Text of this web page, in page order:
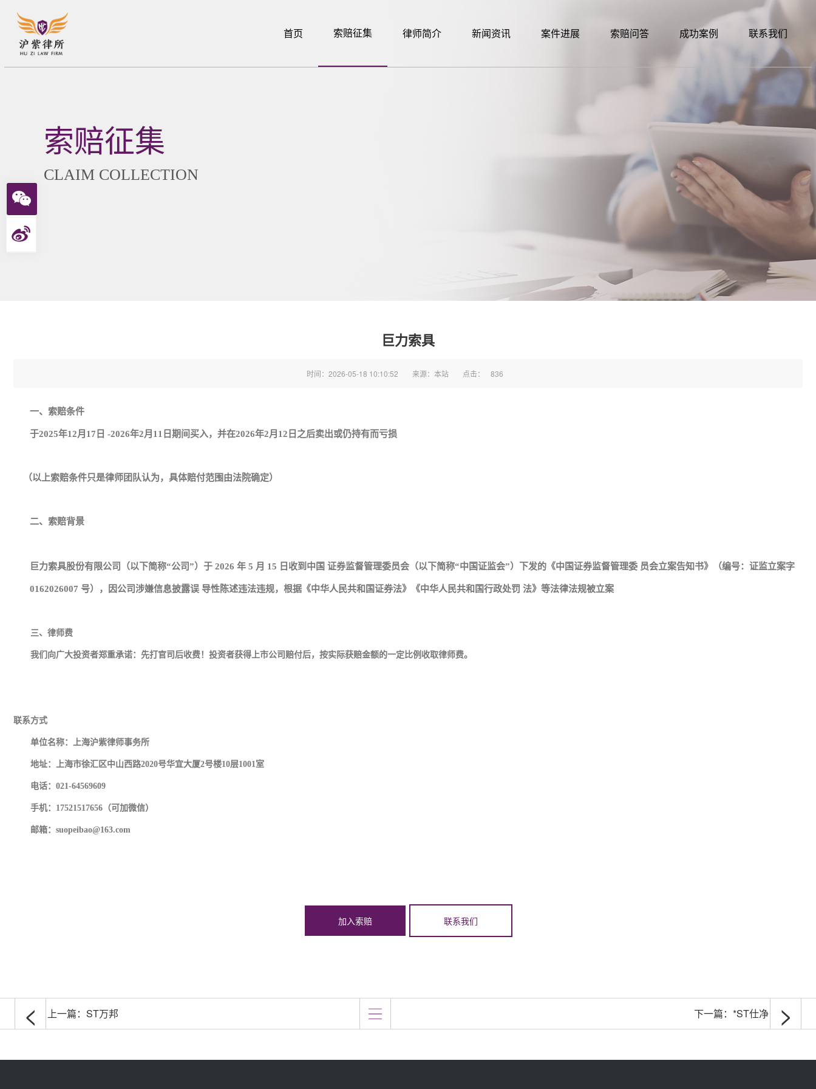
首页 索赔征集 律师简介 新闻资讯 案件进展 索赔问答 成功案例 联系我们
索赔征集
CLAIM COLLECTION
巨力索具
时间：2026-05-18 10:10:52 来源：本站 点击： 836
一、索赔条件
于2025年12月17日 -2026年2月11日期间买入，并在2026年2月12日之后卖出或仍持有而亏损
（以上索赔条件只是律师团队认为，具体赔付范围由法院确定）
二、索赔背景
巨力索具股份有限公司（以下简称“公司”）于 2026 年 5 月 15 日收到中国 证券监督管理委员会（以下简称“中国证监会”）下发的《中国证券监督管理委 员会立案告知书》（编号：证监立案字
0162026007 号），因公司涉嫌信息披露误 导性陈述违法违规，根据《中华人民共和国证券法》《中华人民共和国行政处罚 法》等法律法规被立案
三、律师费
我们向广大投资者郑重承诺：先打官司后收费！投资者获得上市公司赔付后，按实际获赔金额的一定比例收取律师费。
联系方式
单位名称：上海沪紫律师事务所
地址：上海市徐汇区中山西路2020号华宜大厦2号楼10层1001室
电话：021-64569609
手机：17521517656（可加微信）
邮箱：suopeibao@163.com
加入索赔 联系我们
< 上一篇： ST万邦 >
下一篇： *ST仕净